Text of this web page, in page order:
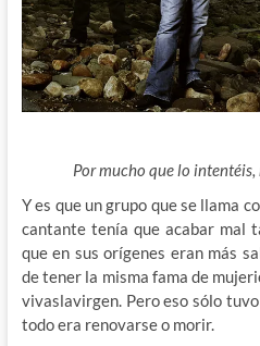
Por mucho que lo intentéis,
Y es que un grupo que se llama
cantante tenía que acabar mal
que en sus orígenes eran más
de tener la misma fama de
vivaslavirgen. Pero eso sólo
todo era renovarse o morir.